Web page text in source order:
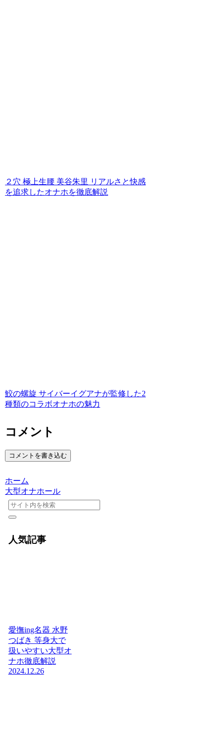
２穴 極上生腰 美谷朱里 リアルさと快感
を追求したオナホを徹底解説
鮫の螺旋 サイバーイグアナが監修した2
種類のコラボオナホの魅力
コメント
コメントを書き込む
ホーム
大型オナホール
人気記事
愛撫ing名器 水野
つばき 等身大で
扱いやすい大型オ
ナホ徹底解説
2024.12.26